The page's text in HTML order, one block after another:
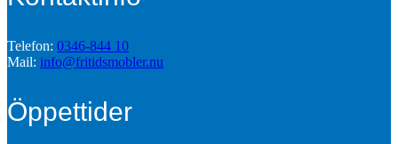
Telefon: 0346-844 10
Mail: info@fritidsmobler.nu
Öppettider